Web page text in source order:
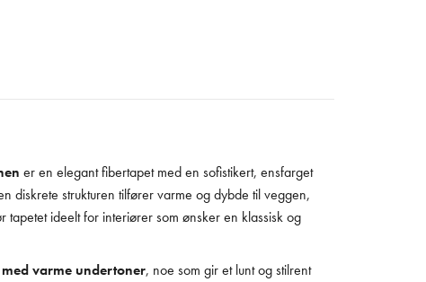
er en elegant fibertapet med en sofistikert, ensfarget
diskrete strukturen tilfører varme og dybde til veggen,
tapetet ideelt for interiører som ønsker en klassisk og
varme undertoner, noe som gir et lunt og stilrent